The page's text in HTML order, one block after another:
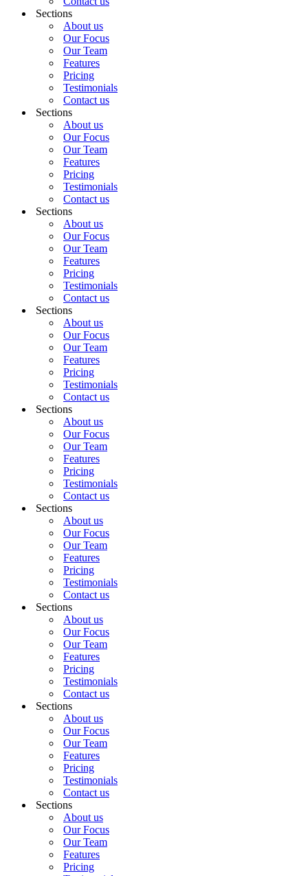
Sections
About us
Our Focus
Our Team
Features
Pricing
Testimonials
Contact us
Sections
About us
Our Focus
Our Team
Features
Pricing
Testimonials
Contact us
Sections
About us
Our Focus
Our Team
Features
Pricing
Testimonials
Contact us
Sections
About us
Our Focus
Our Team
Features
Pricing
Testimonials
Contact us
Sections
About us
Our Focus
Our Team
Features
Pricing
Testimonials
Contact us
Sections
About us
Our Focus
Our Team
Features
Pricing
Testimonials
Contact us
Sections
About us
Our Focus
Our Team
Features
Pricing
Testimonials
Contact us
Sections
About us
Our Focus
Our Team
Features
Pricing
Testimonials
Contact us
Sections
About us
Our Focus
Our Team
Features
Pricing